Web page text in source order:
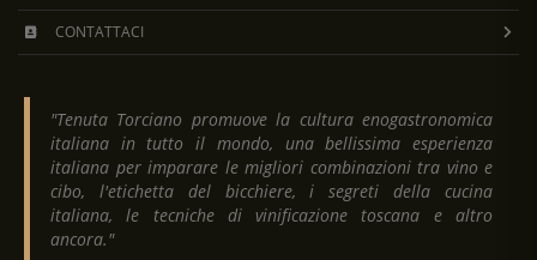
CONTATTACI
"Tenuta Torciano promuove la cultura enogastronomica
italiana in tutto il mondo, una bellissima esperienza
italiana per imparare le migliori combinazioni tra vino e
cibo, l'etichetta del bicchiere, i segreti della cucina
italiana, le tecniche di vinificazione toscana e altro
ancora."